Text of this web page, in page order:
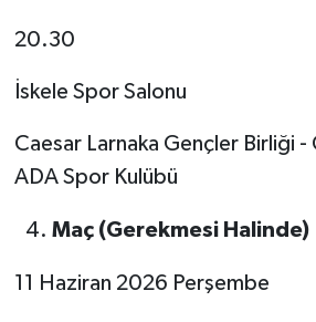
20.30
İskele Spor Salonu
Caesar Larnaka Gençler Birliği -
ADA Spor Kulübü
Maç (Gerekmesi Halinde)
11 Haziran 2026 Perşembe